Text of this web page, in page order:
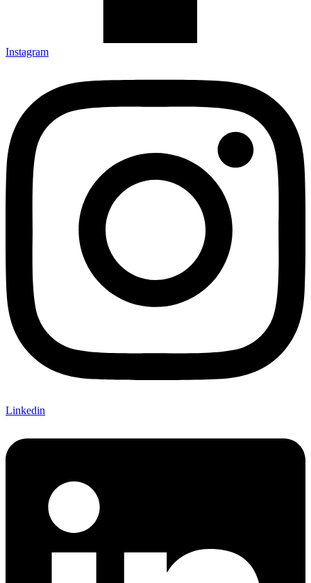
Instagram
Linkedin